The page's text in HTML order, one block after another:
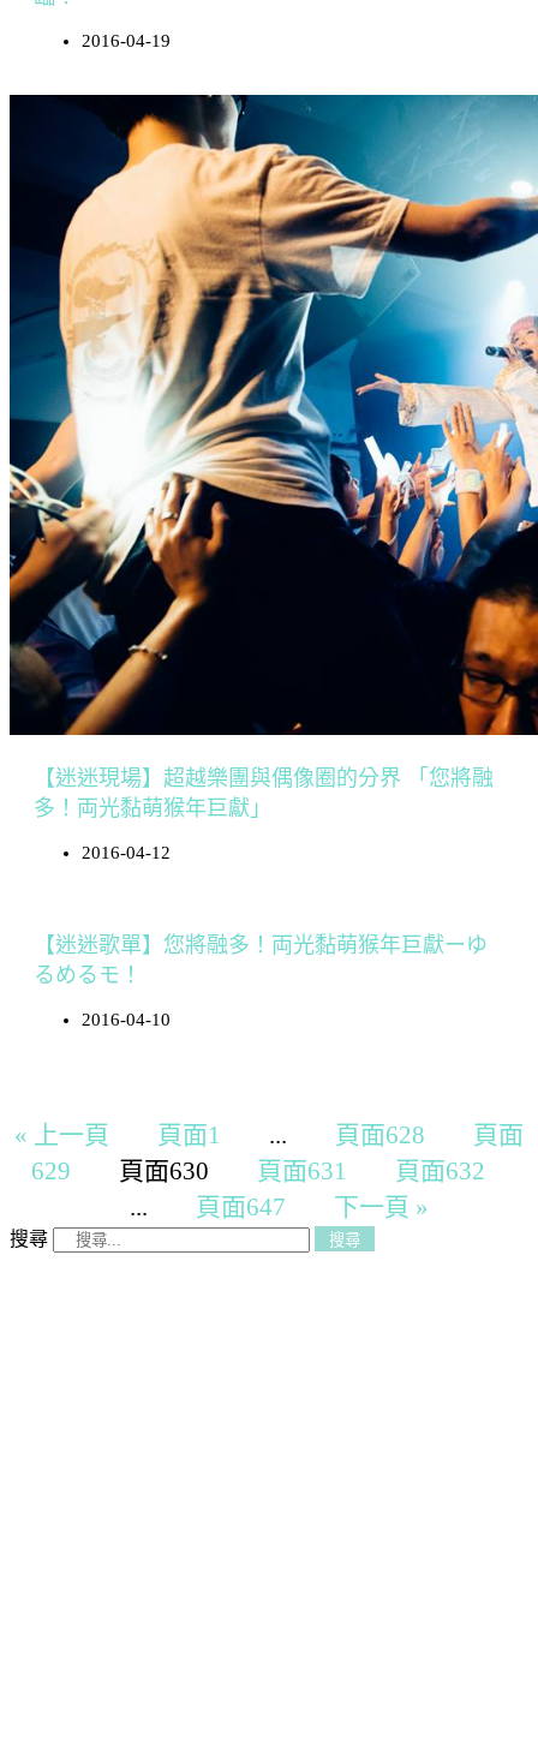
2016-04-19
【迷迷現場】超越樂團與偶像圈的分界 「您將融
多！両光黏萌猴年巨獻」
2016-04-12
【迷迷歌單】您將融多！両光黏萌猴年巨獻ーゆ
るめるモ！
2016-04-10
« 上一頁 頁面1 ... 頁面628
頁面
629
頁面630 頁面631 頁面632
...
頁面647 下一頁 »
搜尋 搜尋